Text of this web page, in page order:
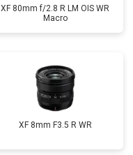
XF 80mm f/2.8 R LM OIS WR
Macro
XF 8mm F3.5 R WR